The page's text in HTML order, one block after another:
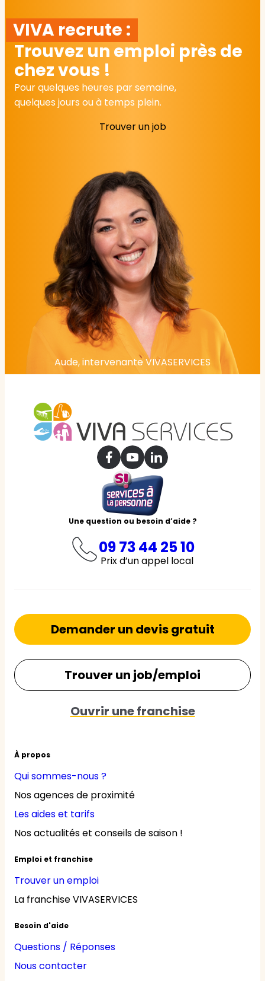
VIVA recrute :
Trouvez un emploi près de
chez vous !
Pour quelques heures par semaine,
quelques jours ou à temps plein.
Trouver un job
Aude, intervenante VIVASERVICES
Une question ou besoin d’aide ?
09 73 44 25 10
Prix d’un appel local
À propos
Qui sommes-nous ?
Nos agences de proximité
Les aides et tarifs
Nos actualités et conseils de saison !
Emploi et franchise
Trouver un emploi
La franchise VIVASERVICES
Besoin d'aide
Questions / Réponses
Nous contacter
Demander un devis gratuit
Trouver un job/emploi
Ouvrir une franchise